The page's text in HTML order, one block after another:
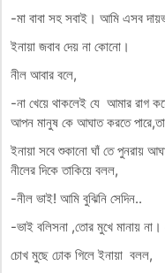
-মা বাবা সহ সবাই। আমি এসব
ইনায়া জবাব দেয় না কোনো।
নীল আবার বলে,
-না খেয়ে থাকলেই যে আমার রাগ
আপন মানুষ কে আঘাত করতে
ইনায়া সবে শুকানো ঘাঁ তে পুনরায়
নীলের দিকে তাকিয়ে বলল,
-নীল ভাই! আমি বুঝিনি সেদিন..
-ভাই বলিসনা ,তোর মুখে মানায়
চোখ মুছে ঢোক গিলে ইনায়া বলল,